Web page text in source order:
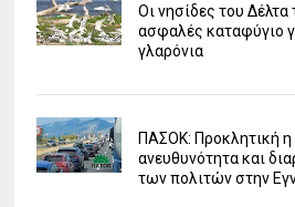
Οι νησίδες του Δέλτα
ασφαλές καταφύγιο
γλαρόνια
ΠΑΣΟΚ: Προκλητική η
ανευθυνότητα και
των πολιτών στην